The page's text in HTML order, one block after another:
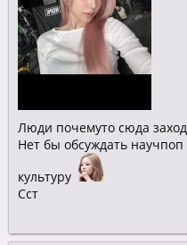
Люди почемуто сюда
Нет бы обсуждать
культуру
Сст